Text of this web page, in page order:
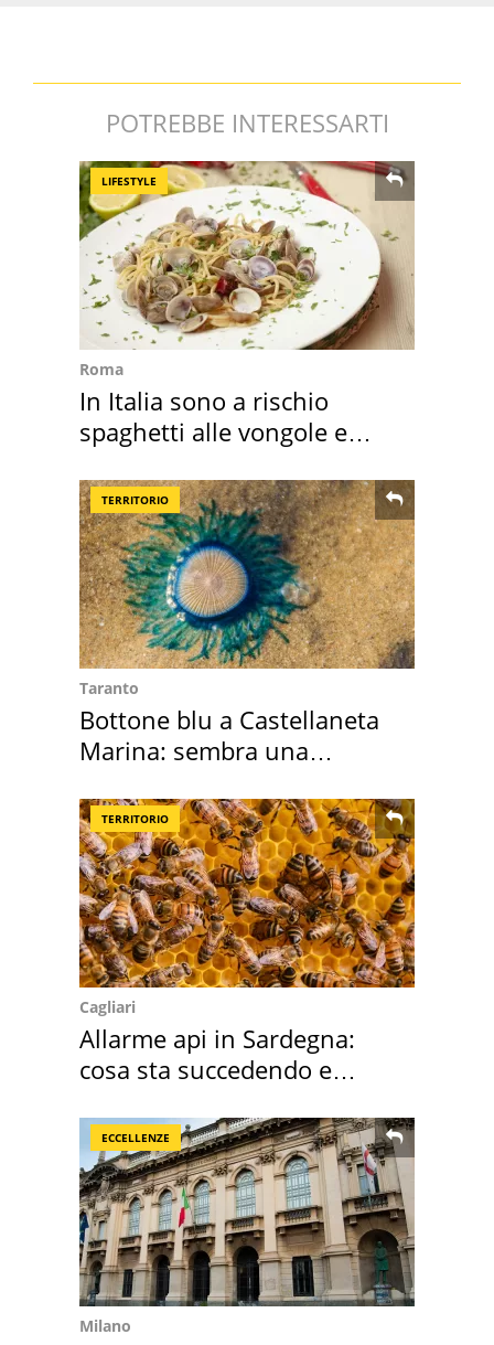
POTREBBE INTERESSARTI
LIFESTYLE
Roma
In Italia sono a rischio
spaghetti alle vongole e
TERRITORIO
Taranto
Bottone blu a Castellaneta
Marina: sembra una
TERRITORIO
Cagliari
Allarme api in Sardegna:
cosa sta succedendo e
ECCELLENZE
Milano